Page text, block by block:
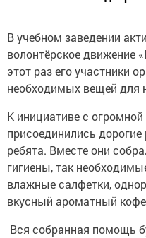
В учебном заведении
волонтёрское движение
этот раз его участники
необходимых вещей для
К инициативе с
присоединились
ребята. Вместе они
гигиены, так
влажные салфетки,
вкусный ароматный
Вся собранная помощь